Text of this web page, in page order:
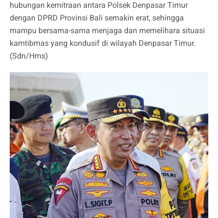
hubungan kemitraan antara Polsek Denpasar Timur
dengan DPRD Provinsi Bali semakin erat, sehingga
mampu bersama-sama menjaga dan memelihara situasi
kamtibmas yang kondusif di wilayah Denpasar Timur.
(Sdn/Hms)